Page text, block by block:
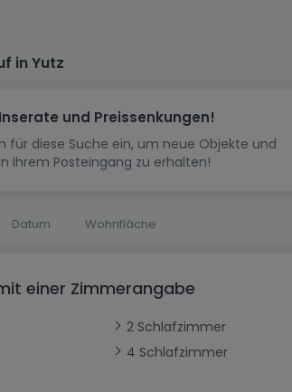
in Yutz
und Preissenkungen!
für diese Suche ein, um neue Objekte und
Ihrem Posteingang zu erhalten!
Datum Wohnfläche
einer Zimmerangabe
2 Schlafzimmer
4 Schlafzimmer